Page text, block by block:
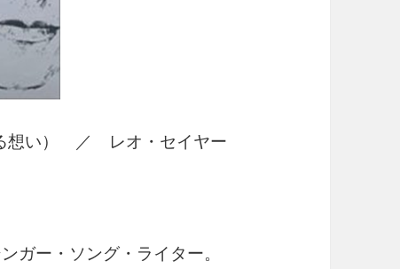
い） ／ レオ・セイヤー
ガー・ソング・ライター。